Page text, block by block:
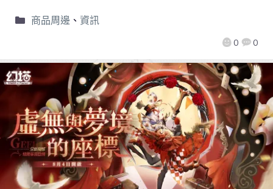
0 0
商品周邊 、 資訊